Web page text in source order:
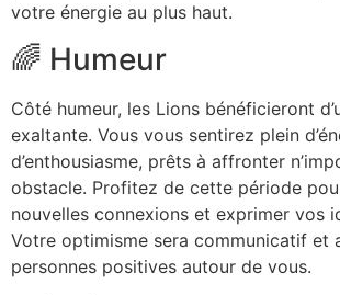
votre énergie au plus haut.
🌈 Humeur
Côté humeur, les Lions bénéficieront
exaltante. Vous vous sentirez plein
d’enthousiasme, prêts à affronter
obstacle. Profitez de cette période
nouvelles connexions et exprimer vos
Votre optimisme sera communicatif et
personnes positives autour de vous.